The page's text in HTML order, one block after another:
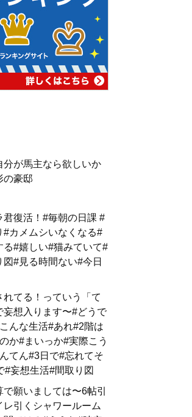
分が馬主なら欲しいか
の豪邸
君復活！#毎朝の日課 #
#カメムシいなくなる#
る#嬉しい#猫みていて#
図#見る時間ない#今日
れてる！っていう「て
妄想入ります〜#どうで
んな生活#あれ#2階は
か#まいっか#実際こう
てん#3日で#忘れてそ
#妄想生活#間取り図
で願いましては〜6帖引
レ引くシャワールーム